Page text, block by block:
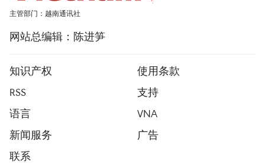
主管部门：越南通讯社
网站总编辑：陈进笋
知识产权
使用条款
RSS
支持
语言
VNA
新闻服务
广告
联系